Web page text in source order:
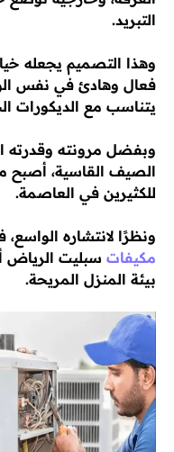
التبريد.
وهذا التصميم يجعله
فعال وهادئ في نفس
يتناسب مع الديكورات
وبفضل مرونته وقدرته
الصيف القاسية، أصبح
للكثيرين في العاصمة.
ونظرًا لانتشاره
مكيفات سبليت
بيئة المنزل المريحة.